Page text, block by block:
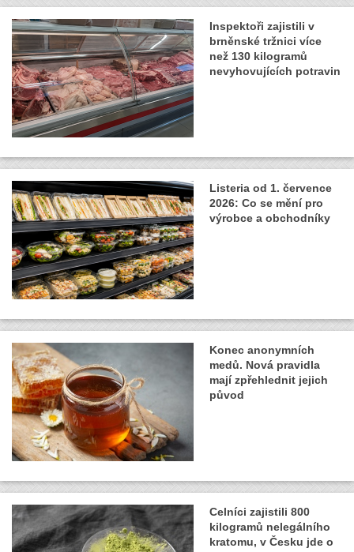
Inspektoři zajistili v
brněnské tržnici více
než 130 kilogramů
nevyhovujících potravin
Listeria od 1. července
2026: Co se mění pro
výrobce a obchodníky
Konec anonymních
medů. Nová pravidla
mají zpřehlednit jejich
původ
Celníci zajistili 800
kilogramů nelegálního
kratomu, v Česku jde o